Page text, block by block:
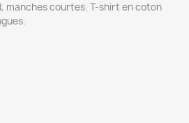
manches courtes. T-shirt en coton